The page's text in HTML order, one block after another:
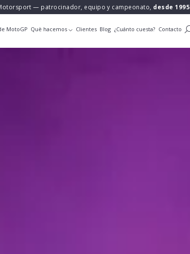
— patrocinador, equipo y campeonato, desde 1995
MotoGP Què hacemos Clientes Blog ¿Cuánto cuesta? Contacto